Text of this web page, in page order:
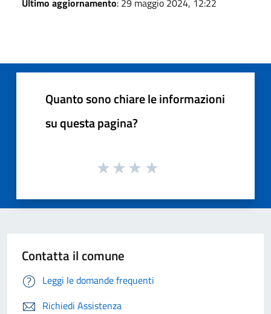
Quanto sono chiare le informazioni
su questa pagina?
Contatta il comune
Leggi le domande frequenti
Richiedi Assistenza